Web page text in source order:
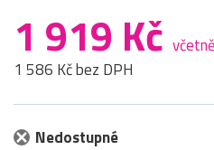
1 919 Kč
1 586 Kč bez DPH
Nedostupné